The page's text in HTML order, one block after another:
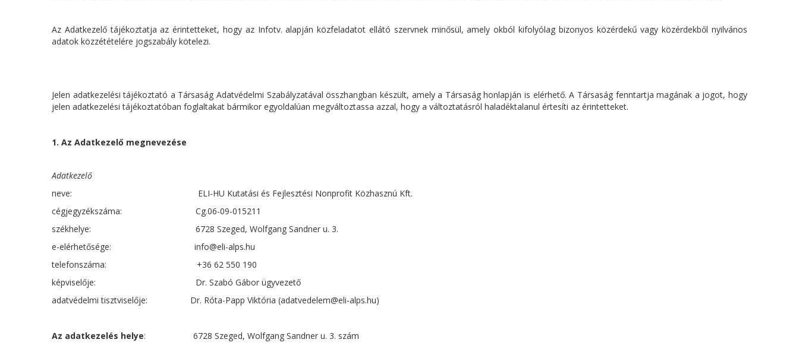
Az Adatkezelő tájékoztatja az érintetteket, hogy az Infotv. alapján közfeladatot ellátó szervnek minősül, amely okból kifolyólag bizonyos közérdekű vagy közérdekből nyilvános
adatok közzétételére jogszabály kötelezi.
Jelen adatkezelési tájékoztató a Társaság Adatvédelmi Szabályzatával összhangban készült, amely a Társaság honlapján is elérhető. A Társaság fenntartja magának a jogot, hogy
jelen adatkezelési tájékoztatóban foglaltakat bármikor egyoldalúan megváltoztassa azzal, hogy a változtatásról haladéktalanul értesíti az érintetteket.
1. Az Adatkezelő megnevezése
Adatkezelő
neve: ELI-HU Kutatási és Fejlesztési Nonprofit Közhasznú Kft.
cégjegyzékszáma: Cg.06-09-015211
székhelye: 6728 Szeged, Wolfgang Sandner u. 3.
e-elérhetősége: info@eli-alps.hu
telefonszáma: +36 62 550 190
képviselője: Dr. Szabó Gábor ügyvezető
adatvédelmi tisztviselője: Dr. Róta-Papp Viktória (adatvedelem@eli-alps.hu)
Az adatkezelés helye: 6728 Szeged, Wolfgang Sandner u. 3. szám